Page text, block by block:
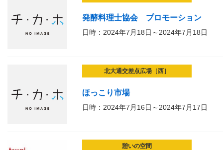
発酵料理士協会 プロモーション
日時：2024年7月18日～2024年7月18日
北大通交差点広場［西］
ほっこり市場
日時：2024年7月16日～2024年7月17日
憩いの空間